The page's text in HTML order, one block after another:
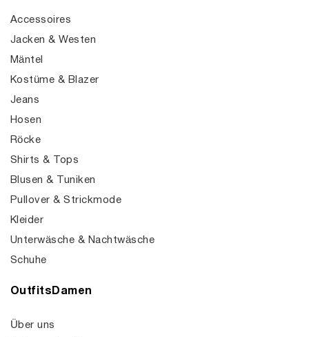
Accessoires
Jacken & Westen
Mäntel
Kostüme & Blazer
Jeans
Hosen
Röcke
Shirts & Tops
Blusen & Tuniken
Pullover & Strickmode
Kleider
Unterwäsche & Nachtwäsche
Schuhe
OutfitsDamen
Über uns